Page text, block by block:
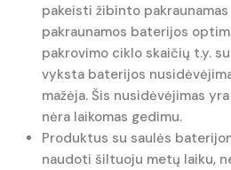
pakeisti žibinto
pakraunamos baterijos
pakrovimo ciklo skaičių t.y.
vyksta baterijos
mažėja. Šis nusidėvėjimas
nėra laikomas gedimu.
Produktus su saulės
naudoti šiltuoju metų laiku,